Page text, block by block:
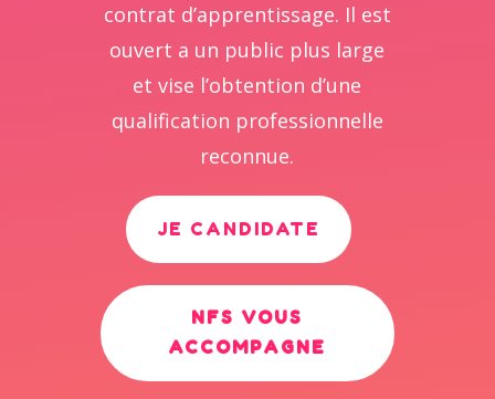
contrat d’apprentissage. Il est
ouvert a un public plus large
et vise l’obtention d’une
qualification professionnelle
reconnue.
JE CANDIDATE
NFS VOUS
ACCOMPAGNE